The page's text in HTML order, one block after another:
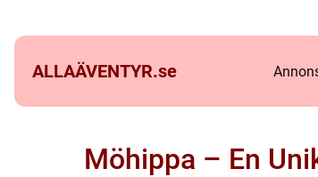
ALLAÄVENTYR.se
Möhippa – En